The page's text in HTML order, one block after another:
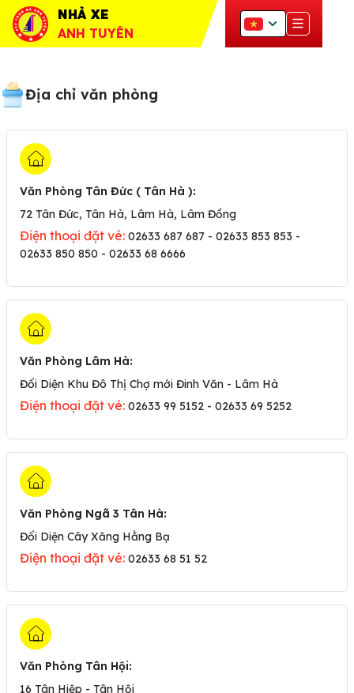
NHÀ XE
ANH TUYÊN
Địa chỉ văn phòng
Văn Phòng Tân Đức ( Tân Hà ):
72 Tân Đức, Tân Hà, Lâm Hà, Lâm Đồng
Điện thoại đặt vé: 02633 687 687 - 02633 853 853 -
02633 850 850 - 02633 68 6666
Văn Phòng Lâm Hà:
Đối Diện Khu Đô Thị Chợ mới Đinh Văn - Lâm Hà
Điện thoại đặt vé: 02633 99 5152 - 02633 69 5252
Văn Phòng Ngã 3 Tân Hà:
Đối Diện Cây Xăng Hằng Bạ
Điện thoại đặt vé: 02633 68 51 52
Văn Phòng Tân Hội:
16 Tân Hiệp - Tân Hội